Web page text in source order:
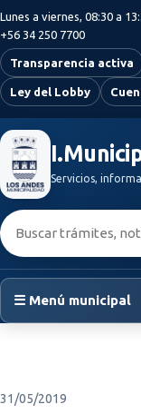
Saltar al contenido
Lunes a viernes, 08:30 a
+56 34 250 7700
Transparencia activa
Ley del Lobby
Servicios,
Buscar:
☰ Menú municipal
31/05/2019